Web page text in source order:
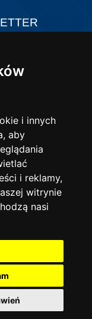
i innych
aby
i reklamy,
witrynie
nasi
pasywne
drobne
przemysłowe
20, 13-124 Kozłowo |
bt.com.pl
zastrzeżone.